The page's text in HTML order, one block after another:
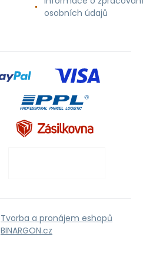
osobních údajů
Tvorba a pronájem eshopů
BINARGON.cz